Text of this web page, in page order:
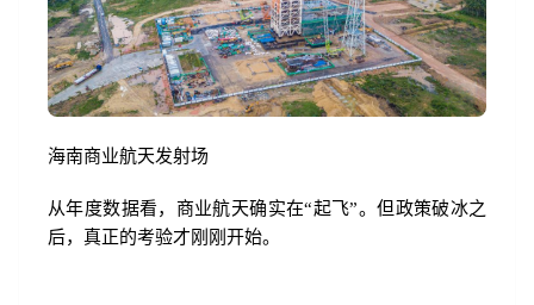
海南商业航天发射场
从年度数据看，商业航天确实在“起飞”。但政策破冰之
后，真正的考验才刚刚开始。